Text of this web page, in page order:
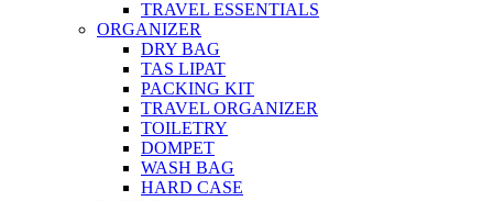
TRAVEL ESSENTIALS
ORGANIZER
DRY BAG
TAS LIPAT
PACKING KIT
TRAVEL ORGANIZER
TOILETRY
DOMPET
WASH BAG
HARD CASE